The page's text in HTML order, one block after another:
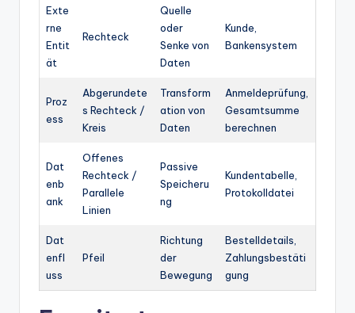
Exte
rne
Entit
ät
Rechteck
Quelle
oder
Senke von
Daten
Kunde,
Bankensystem
Proz
ess
Abgerundete
s Rechteck /
Kreis
Transform
ation von
Daten
Anmeldeprüfung,
Gesamtsumme
berechnen
Dat
enb
ank
Offenes
Rechteck /
Parallele
Linien
Passive
Speicheru
ng
Kundentabelle,
Protokolldatei
Dat
enfl
uss
Pfeil
Richtung
der
Bewegung
Bestelldetails,
Zahlungsbestäti
gung